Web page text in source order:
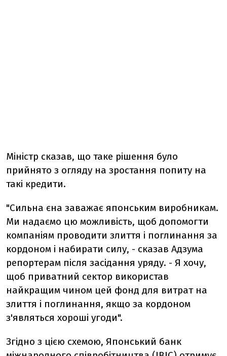
Міністр сказав, що таке рішення було
прийнято з огляду на зростання попиту на
такі кредити.
"Сильна єна заважає японським виробникам.
Ми надаємо цю можливість, щоб допомогти
компаніям проводити злиття і поглинання за
кордоном і набирати силу, - сказав Адзума
репортерам після засідання уряду. - Я хочу,
щоб приватний сектор використав
найкращим чином цей фонд для витрат на
злиття і поглинання, якщо за кордоном
з'являться хороші угоди".
Згідно з цією схемою, Японський банк